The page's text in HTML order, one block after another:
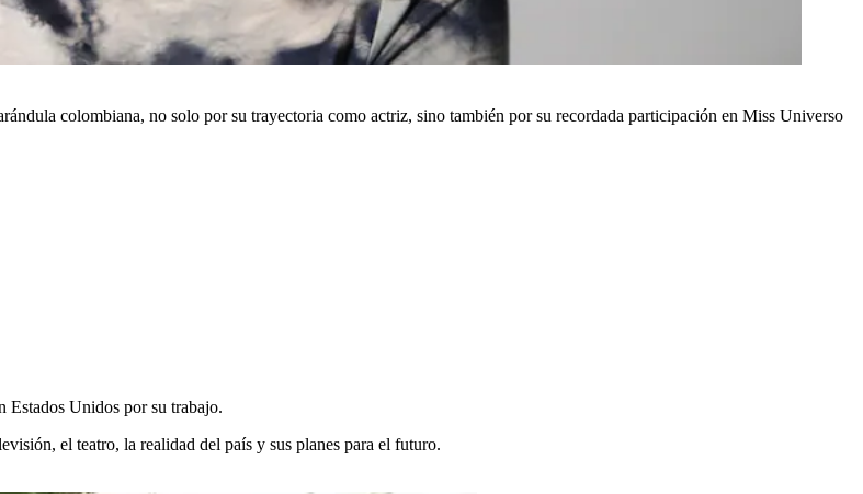
colombiana, no solo por su trayectoria como actriz, sino también por su recordada participación en Miss Universo
Estados Unidos por su trabajo.
el teatro, la realidad del país y sus planes para el futuro.